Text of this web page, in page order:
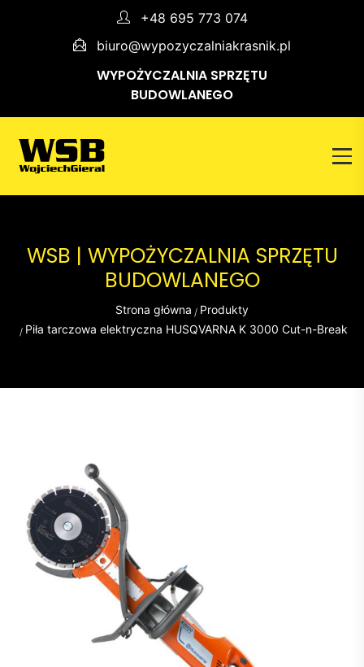
+48 695 773 074
biuro@wypozyczalniakrasnik.pl
WYPOŻYCZALNIA SPRZĘTU
BUDOWLANEGO
WSB | WYPOŻYCZALNIA SPRZĘTU
BUDOWLANEGO
Strona główna
Produkty
Piła tarczowa elektryczna HUSQVARNA K 3000 Cut-n-Break